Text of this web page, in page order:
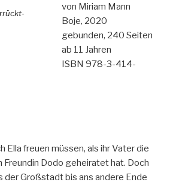
von Miriam Mann
Boje, 2020
gebunden, 240 Seiten
ab 11 Jahren
ISBN 978-3-414-
Ella freuen müssen, als ihr Vater die
Dodo geheiratet hat. Doch
der Großstadt bis ans andere Ende